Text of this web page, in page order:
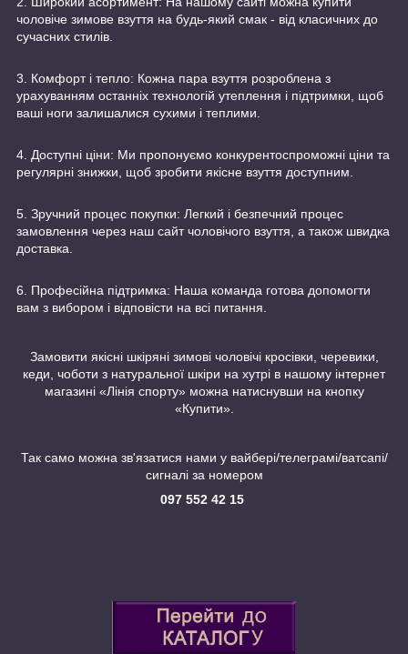
чоловіче зимове взуття на будь-який смак - від класичних до
сучасних стилів.
3. Комфорт і тепло: Кожна пара взуття розроблена з
урахуванням останніх технологій утеплення і підтримки, щоб
ваші ноги залишалися сухими і теплими.
4. Доступні ціни: Ми пропонуємо конкурентоспроможні ціни та
регулярні знижки, щоб зробити якісне взуття доступним.
5. Зручний процес покупки: Легкий і безпечний процес
замовлення через наш сайт чоловічого взуття, а також швидка
доставка.
6. Професійна підтримка: Наша команда готова допомогти
вам з вибором і відповісти на всі питання.
Замовити якісні шкіряні зимові чоловічі кросівки, черевики,
кеди, чоботи з натуральної шкіри на хутрі в нашому інтернет
магазині «Лінія спорту» можна натиснувши на кнопку
«Купити».
Так само можна зв'язатися нами у вайбері/телеграмі/ватсапі/
сигналі за номером
097 552 42 15